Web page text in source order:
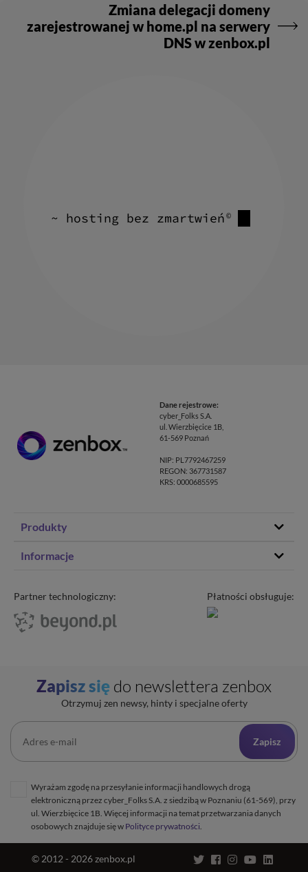
Zmiana delegacji domeny
zarejestrowanej w home.pl na serwery
DNS w zenbox.pl
~ hosting bez zmartwień
©
Dane rejestrowe:
cyber_Folks S.A.
ul. Wierzbięcice 1B,
61-569 Poznań
NIP: PL7792467259
REGON: 367731587
KRS: 0000685595
Produkty
Transfer domeny
Poczta e-mail
Generator haseł
Sprawdź IP
Informacje
Program partnerski
Blog
Kariera
Ochrona Danych Osobowych
Uptime zenbox
Informacja o połączeniu spółek
Zapisz się do newslettera zenbox
Otrzymuj zen newsy, hinty i specjalne oferty
Zapisz
Wyrażam zgodę na przesyłanie informacji handlowych drogą
elektroniczną przez cyber_Folks S.A. z siedzibą w Poznaniu (61-569), przy
ul. Wierzbięcice 1B. Więcej informacji na temat przetwarzania danych
osobowych znajduje się w Polityce prywatności
Partner technologiczny: Płatności obsługuje:
© 2012 - 2026 zenbox.pl